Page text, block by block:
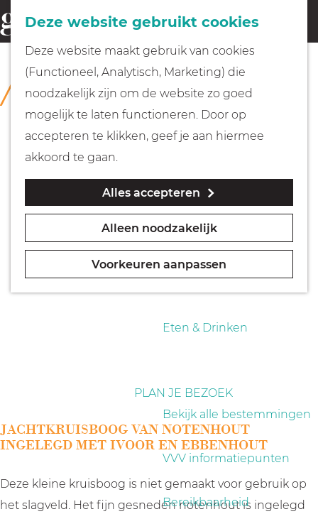
Deze website gebruikt cookies
Deze website maakt gebruik van cookies
(Functioneel, Analytisch, Marketing) die
noodzakelijk zijn om de website zo goed
mogelijk te laten functioneren. Door op
accepteren te klikken, geef je aan hiermee
akkoord te gaan.
Alles accepteren
Alleen noodzakelijk
Voorkeuren aanpassen
G
a
Fietsen
Wandelen
Geocachen
Naar het museum
Eten & Drinken
PLAN JE BEZOEK
Bekijk alle bestemmingen
VVV informatiepunten
Bereikbaarheid
o
e
k
e
n
COLLECTIE
Kasteel Museum Sypesteyn
JACHTKRUISBOOG VAN NOTENHOUT
INGELEGD MET IVOOR EN EBBENHOUT
Deze kleine kruisboog is niet gemaakt voor gebruik op
het slagveld. Het fijn gesneden notenhout is ingelegd